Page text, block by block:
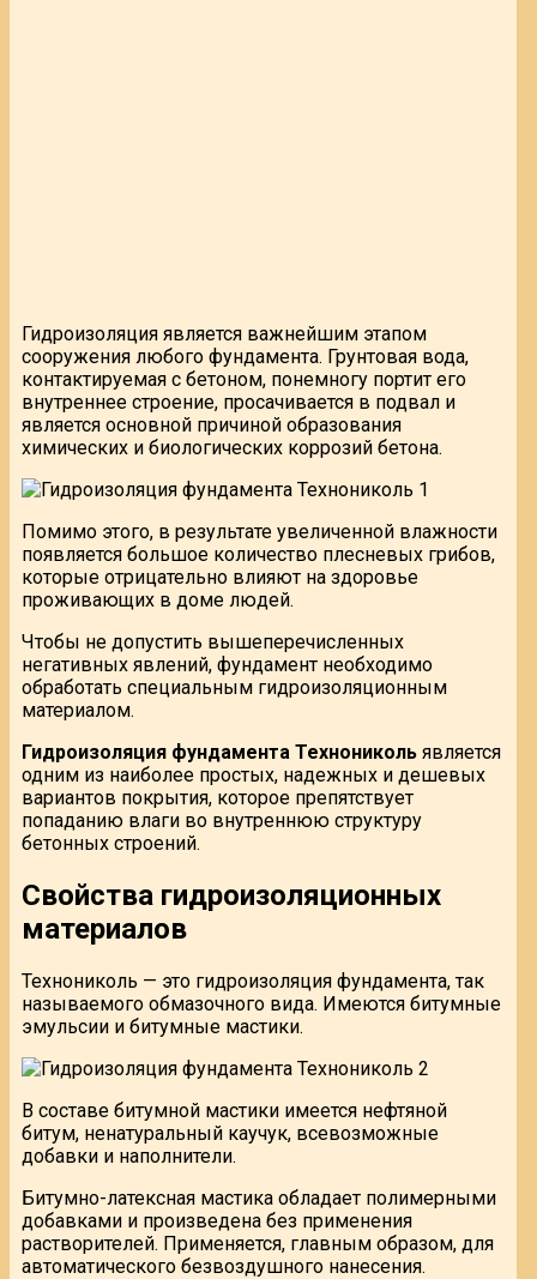
Гидроизоляция является важнейшим этапом
сооружения любого фундамента. Грунтовая вода,
контактируемая с бетоном, понемногу портит его
внутреннее строение, просачивается в подвал и
является основной причиной образования
химических и биологических коррозий бетона.
Помимо этого, в результате увеличенной влажности
появляется большое количество плесневых грибов,
которые отрицательно влияют на здоровье
проживающих в доме людей.
Чтобы не допустить вышеперечисленных
негативных явлений, фундамент необходимо
обработать специальным гидроизоляционным
материалом.
Гидроизоляция фундамента Технониколь является
одним из наиболее простых, надежных и дешевых
вариантов покрытия, которое препятствует
попаданию влаги во внутреннюю структуру
бетонных строений.
Свойства гидроизоляционных
материалов
Технониколь — это гидроизоляция фундамента, так
называемого обмазочного вида. Имеются битумные
эмульсии и битумные мастики.
В составе битумной мастики имеется нефтяной
битум, ненатуральный каучук, всевозможные
добавки и наполнители.
Битумно-латексная мастика обладает полимерными
добавками и произведена без применения
растворителей. Применяется, главным образом, для
автоматического безвоздушного нанесения.